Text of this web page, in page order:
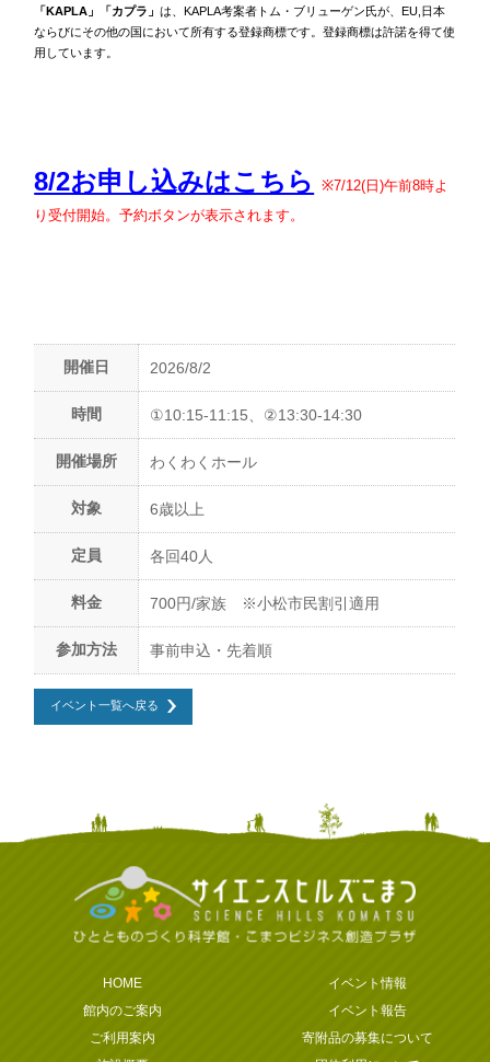
「KAPLA」「カプラ」は、KAPLA考案者トム・ブリューゲン氏が、EU,日本
ならびにその他の国において所有する登録商標です。登録商標は許諾を得て使
用しています。
8/2お申し込みはこちら
※7/12(日)午前8時よ
り受付開始。予約ボタンが表示されます。
開催日 2026/8/2
時間 ①10:15-11:15、②13:30-14:30
開催場所 わくわくホール
対象 6歳以上
定員 各回40人
料金 700円/家族 ※小松市民割引適用
参加方法 事前申込・先着順
イベント一覧へ戻る
HOME
イベント情報
館内のご案内
イベント報告
ご利用案内
寄附品の募集について